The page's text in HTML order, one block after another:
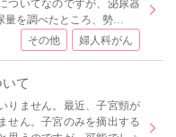
ついてなのですが、泌尿器
量を調べたところ、勢…
その他 婦人科がん
て
りません。最近、子宮頸が
せん。子宮のみを摘出する